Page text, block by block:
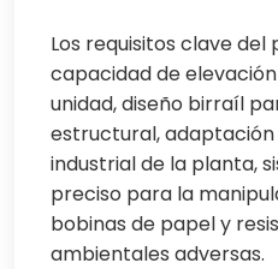
Los requisitos clave
capacidad de
unidad, diseño birraíl
estructural, adaptación
industrial de la planta,
preciso para la
bobinas de papel y
ambientales adversas.